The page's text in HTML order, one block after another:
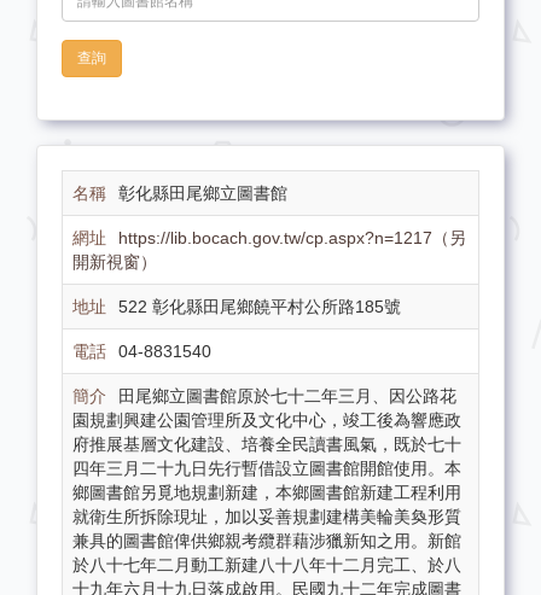
查詢
彰化縣田尾鄉立圖書館
https://lib.bocach.gov.tw/cp.aspx?n=1217（另
開新視窗）
522 彰化縣田尾鄉饒平村公所路185號
04-8831540
田尾鄉立圖書館原於七十二年三月、因公路花
園規劃興建公園管理所及文化中心，竣工後為響應政
府推展基層文化建設、培養全民讀書風氣，既於七十
四年三月二十九日先行暫借設立圖書館開館使用。本
鄉圖書館另覓地規劃新建，本鄉圖書館新建工程利用
就衛生所拆除現址，加以妥善規劃建構美輪美奐形質
兼具的圖書館俾供鄉親考纜群藉涉獵新知之用。新館
於八十七年二月動工新建八十八年十二月完工、於八
十九年六月十九日落成啟用。民國九十二年完成圖書